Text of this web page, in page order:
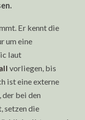
Er kennt die
um eine
laut
vorliegen, bis
ist eine externe
bei den
setzen die